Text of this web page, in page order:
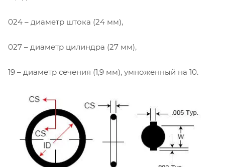
024 – диаметр штока (24 мм),
027 – диаметр цилиндра (27 мм),
19 – диаметр сечения (1,9 мм), умноженный на 10.